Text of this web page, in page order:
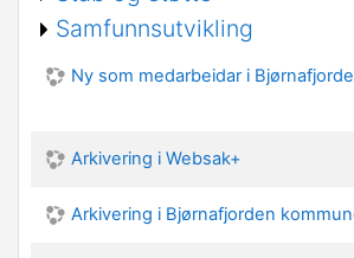
Samfunnsutvikling
Ny som medarbeidar i
Arkivering i Websak+
Arkivering i Bjørnafjorden